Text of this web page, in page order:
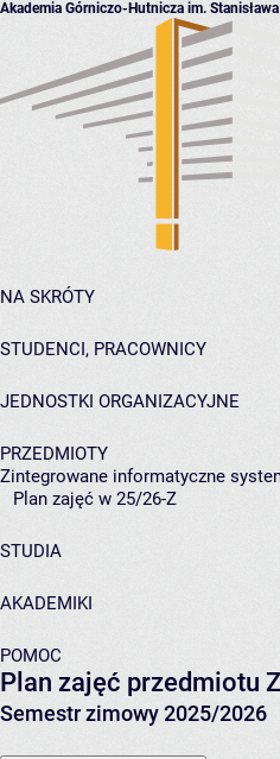
Akademia Górniczo-Hutnicza im.
NA SKRÓTY
STUDENCI, PRACOWNICY
JEDNOSTKI ORGANIZACYJNE
PRZEDMIOTY
Zintegrowane informatyczne
Plan zajęć w 25/26-Z
STUDIA
AKADEMIKI
POMOC
Plan zajęć przedmiotu
Semestr zimowy 2025/2026